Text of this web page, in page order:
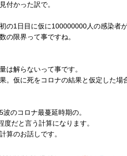
付かった訳で。
の1日目に仮に100000000人の感染者
の限界って事ですね。
は解らないって事です。
。仮に死をコロナの結果と仮定した場
波のコロナ最蔓延時期の。
度だと言う計算になります。
算のお話しです。